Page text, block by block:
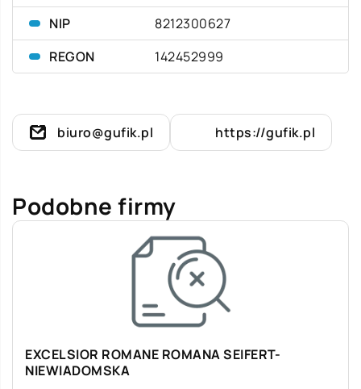
NIP
8212300627
REGON
142452999
biuro@gufik.pl https://gufik.pl
Podobne firmy
EXCELSIOR ROMANE ROMANA SEIFERT-
NIEWIADOMSKA